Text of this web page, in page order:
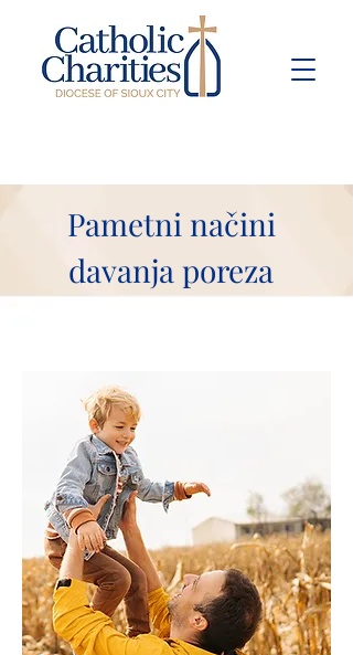
Pametni načini
davanja poreza